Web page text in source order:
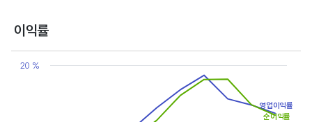
매우 클뿐 아니라 수년간 매출액 감소가 이어지기도 합니다. 심할 경우 경기 변동에 따라
매출액, 영업이익, 순이익 모두 우상향 하는 기업은 주가도 꾸준히 상승합니다. 주가 상승의
출발점이 꾸준한 매출액 증가에서 시작한다는 점을 기억해야 합니다.
이익률
Chart
Line chart with 2 lines.
The chart has 1 X axis displaying categories.
The chart has 1 Y axis displaying values. Data ranges from -
20 %
영업이익률
순이익률